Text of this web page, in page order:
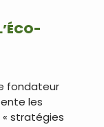
fondateur
les
stratégies